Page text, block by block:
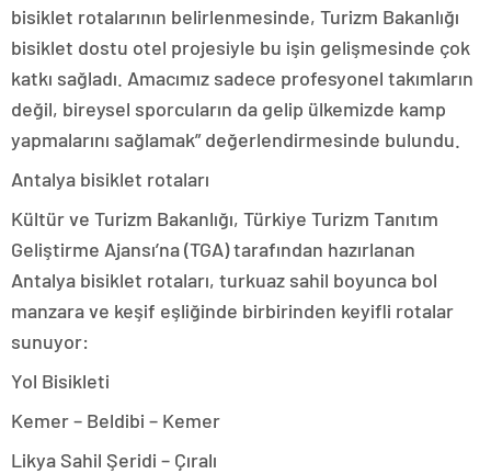
bisiklet rotalarının belirlenmesinde, Turizm Bakanlığı
bisiklet dostu otel projesiyle bu işin gelişmesinde çok
katkı sağladı. Amacımız sadece profesyonel takımların
değil, bireysel sporcuların da gelip ülkemizde kamp
yapmalarını sağlamak” değerlendirmesinde bulundu.
Antalya bisiklet rotaları
Kültür ve Turizm Bakanlığı, Türkiye Turizm Tanıtım
Geliştirme Ajansı’na (TGA) tarafından hazırlanan
Antalya bisiklet rotaları, turkuaz sahil boyunca bol
manzara ve keşif eşliğinde birbirinden keyifli rotalar
sunuyor:
Yol Bisikleti
Kemer – Beldibi – Kemer
Likya Sahil Şeridi – Çıralı